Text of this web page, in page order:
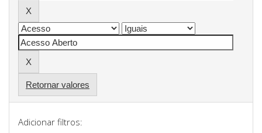
Retornar valores
Adicionar filtros: